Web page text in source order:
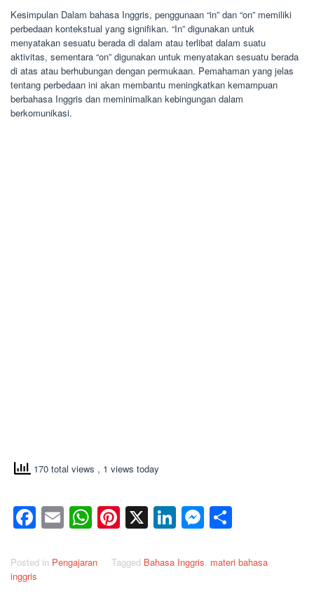
Kesimpulan Dalam bahasa Inggris, penggunaan “in” dan “on” memiliki
perbedaan kontekstual yang signifikan. “In” digunakan untuk
menyatakan sesuatu berada di dalam atau terlibat dalam suatu
aktivitas, sementara “on” digunakan untuk menyatakan sesuatu berada
di atas atau berhubungan dengan permukaan. Pemahaman yang jelas
tentang perbedaan ini akan membantu meningkatkan kemampuan
berbahasa Inggris dan meminimalkan kebingungan dalam
berkomunikasi.
170 total views , 1 views today
Facebook
EmailWhatsApp
Pinterest
X LinkedIn
Posted in Pengajaran Tagged Bahasa Inggris materi bahasa
inggris